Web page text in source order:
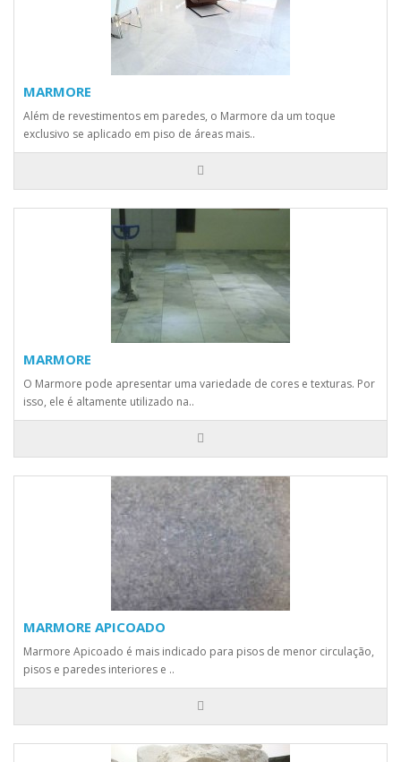
MARMORE
Além de revestimentos em paredes, o Marmore da um toque
exclusivo se aplicado em piso de áreas mais..
MARMORE
O Marmore pode apresentar uma variedade de cores e texturas. Por
isso, ele é altamente utilizado na..
MARMORE APICOADO
Marmore Apicoado é mais indicado para pisos de menor circulação,
pisos e paredes interiores e ..